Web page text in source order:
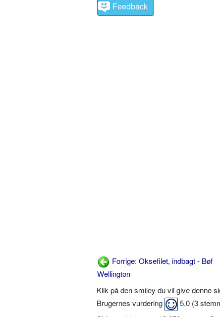
Feedback
Forrige: Oksefilet, indbagt - Bøf
Wellington
Klik på den smiley du vil give denne
Brugernes vurdering
5,0 (3